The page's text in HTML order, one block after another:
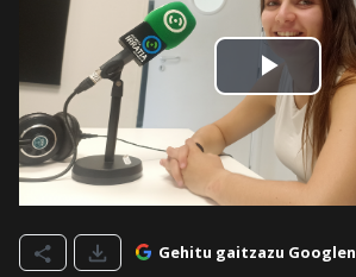
Gehitu gaitzazu Googlen